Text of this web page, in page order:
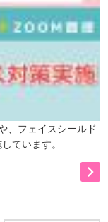
、フェイスシールド
ています。
